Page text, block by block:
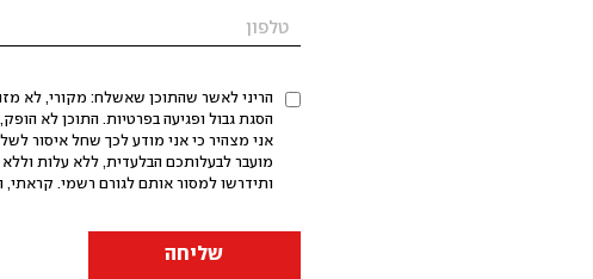
הריני לאשר שהתוכן שאשלח: מקורי, לא
אני מצהיר כי אני מודע לכך שחל איסור
מועבר לבעלותכם הבלעדית, ללא עלות
ותידרשו למסור אותם לגורם רשמי. קראתי,
שליחה